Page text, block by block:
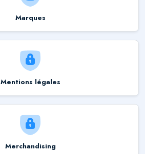
Marques
Mentions légales
Merchandising